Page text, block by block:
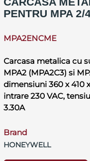
PENTRU MPA 2/
MPA2ENCME
Carcasa metalica cu
MPA2 (MPA2C3) si
dimensiuni 360 x 410
intrare 230 VAC,
3.30A
Brand
HONEYWELL